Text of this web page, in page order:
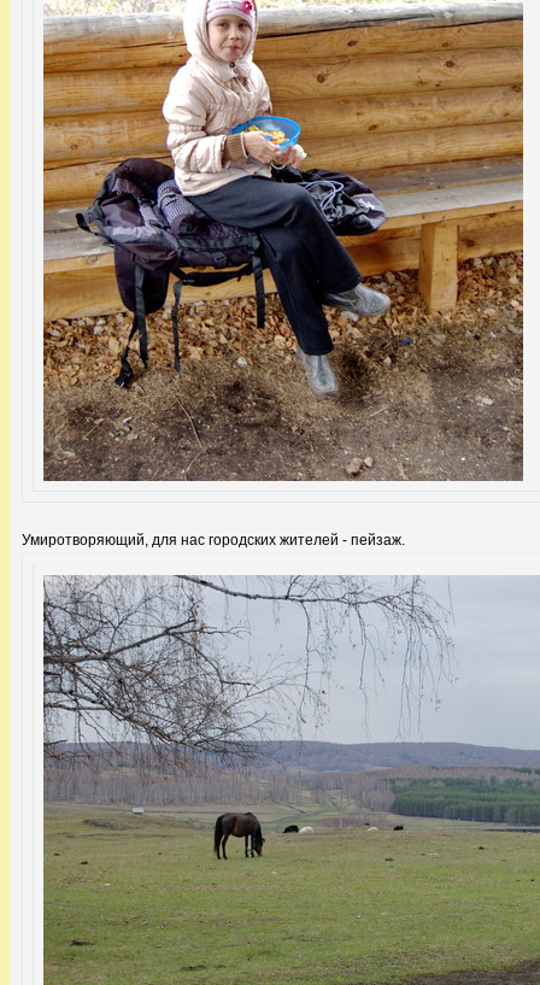
Умиротворяющий, для нас городских жителей - пейзаж.